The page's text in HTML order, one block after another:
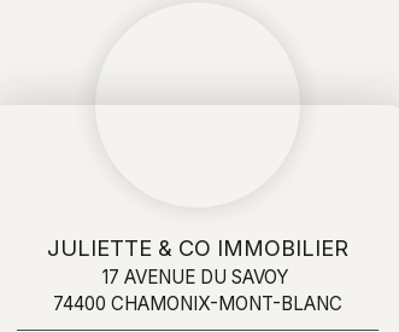
JULIETTE & CO IMMOBILIER
17 AVENUE DU SAVOY
74400 CHAMONIX-MONT-BLANC